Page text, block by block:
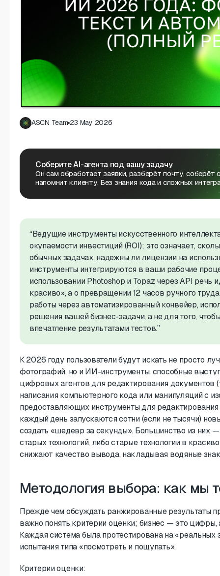
ASCN Team 23 May 2026
Соберите AI-агента под вашу задачу
Он сам обработает заявки, разберёт почту, соберёт
напомнит клиенту. Без знания кода и сложных
“Ведущие инструменты искусственного
окупаемости инвестиций (ROI); это означает,
обычных задачах, надежны ли лицензии на
инструменты интегрируются в ваши рабочие
использовании Photoshop и Topaz через API речь
красиво», а о превращении 12 часов ручного
работы через автоматизированный конвейер,
решения вашей бизнес-задачи, а не для того,
впечатление результатами тестов.”
К 2026 году пользователи будут искать не просто
фотографий, но и ИИ-инструменты, способные
цифровых агентов для редактирования документов
написания компьютерного кода или манипуляций с
предоставляющих инструменты для
каждый день запускаются сотни (если не тысячи)
создать «шедевр за секунды». Большинство из них
старых технологий, либо старые технологии в
снижают качество вывода, накладывая водяные
Методология выбора: как мы
Прежде чем обсуждать ранжированные результаты
важно понять критерии оценки; бизнес — это цифры,
Каждая система была протестирована на «реальных
испытания типа «посмотреть и пощупать».
Критерии оценки: